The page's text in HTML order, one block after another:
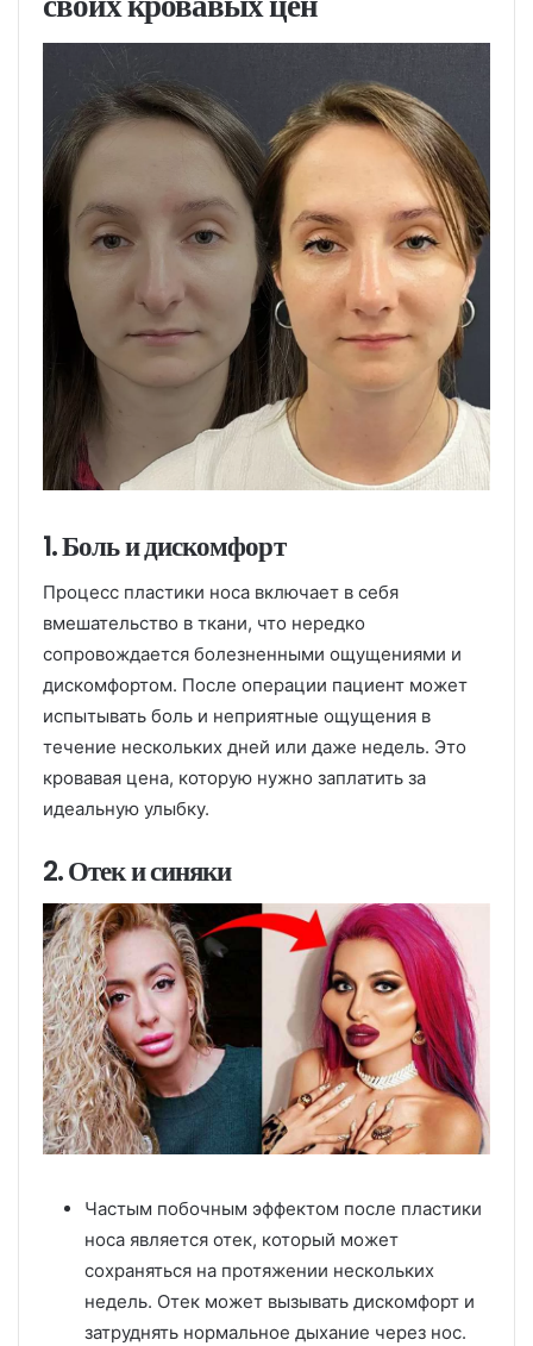
1. Боль и дискомфорт
Процесс пластики носа включает в себя
вмешательство в ткани, что нередко
сопровождается болезненными ощущениями и
дискомфортом. После операции пациент может
испытывать боль и неприятные ощущения в
течение нескольких дней или даже недель. Это
кровавая цена, которую нужно заплатить за
идеальную улыбку.
2. Отек и синяки
Частым побочным эффектом после пластики
носа является отек, который может
сохраняться на протяжении нескольких
недель. Отек может вызывать дискомфорт и
затруднять нормальное дыхание через нос.